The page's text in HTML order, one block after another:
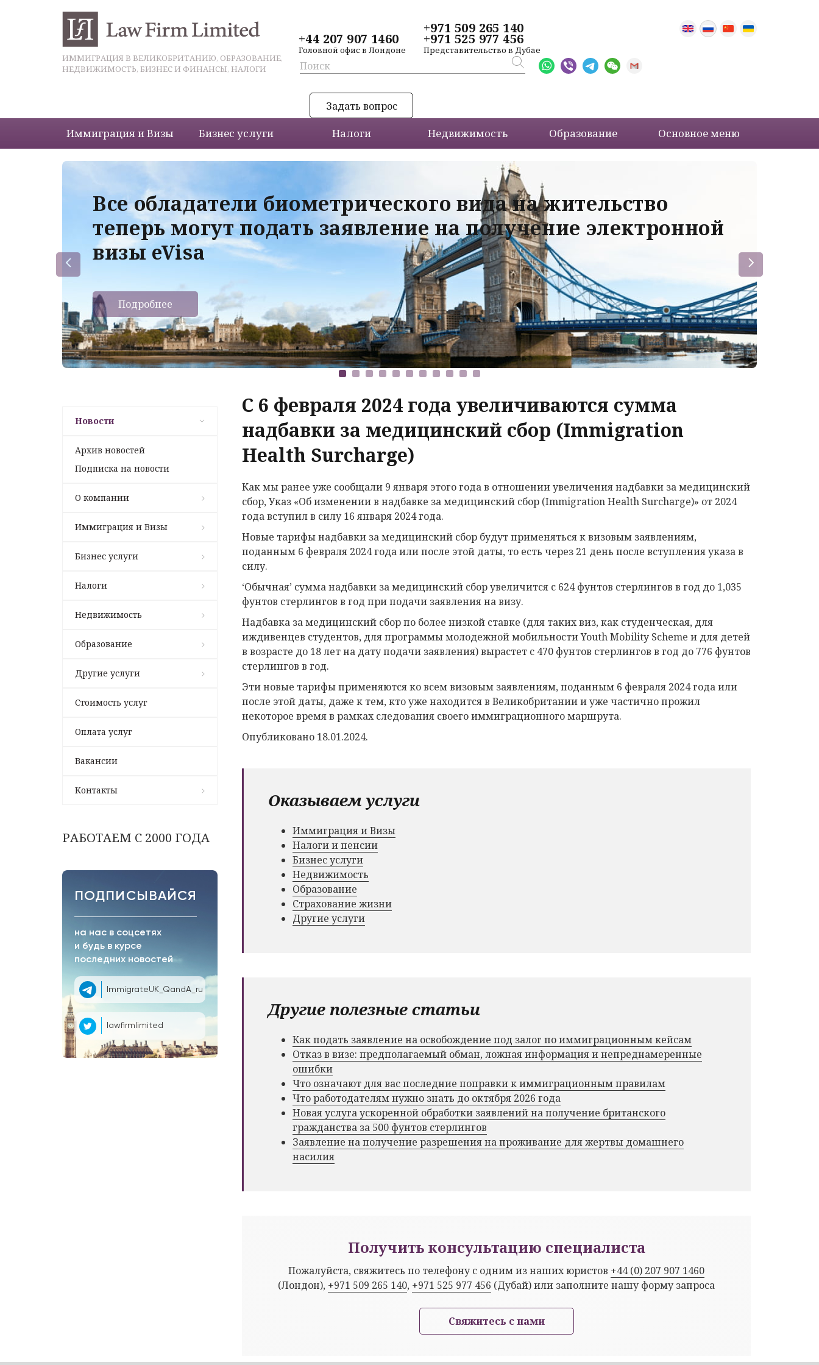
ИММИГРАЦИЯ В ВЕЛИКОБРИТАНИЮ, ОБРАЗОВАНИЕ,
НЕДВИЖИМОСТЬ, БИЗНЕС И ФИНАНСЫ, НАЛОГИ
+44 207 907 1460
Головной офис в Лондоне
+971 509 265 140
+971 525 977 456
Представительство в Дубае
Задать вопрос
Иммиграция и Визы Бизнес услуги Налоги Недвижимость Образование Основное меню
Все обладатели биометрического вида на жительство
теперь могут подать заявление на получение электронной
визы eVisa
Подробнее
Новости
Архив новостей
Подписка на новости
О компании
Иммиграция и Визы
Бизнес услуги
Налоги
Недвижимость
Образование
Другие услуги
Стоимость услуг
Оплата услуг
Вакансии
Контакты
РАБОТАЕМ С 2000 ГОДА
ПОДПИСЫВАЙСЯ
на нас в соцсетях
и будь в курсе
последних новостей
ImmigrateUK_QandA_ru
lawfirmlimited
С 6 февраля 2024 года увеличиваются сумма
надбавки за медицинский сбор (Immigration
Health Surcharge)
Как мы ранее уже сообщали 9 января этого года в отношении увеличения надбавки за медицинский
сбор, Указ «Об изменении в надбавке за медицинский сбор (Immigration Health Surcharge)» от 2024
года вступил в силу 16 января 2024 года.
Новые тарифы надбавки за медицинский сбор будут применяться к визовым заявлениям,
поданным 6 февраля 2024 года или после этой даты, то есть через 21 день после вступления указа в
силу.
‘Обычная’ сумма надбавки за медицинский сбор увеличится с 624 фунтов стерлингов в год до 1,035
фунтов стерлингов в год при подачи заявления на визу.
Надбавка за медицинский сбор по более низкой ставке (для таких виз, как студенческая, для
иждивенцев студентов, для программы молодежной мобильности Youth Mobility Scheme и для детей
в возрасте до 18 лет на дату подачи заявления) вырастет с 470 фунтов стерлингов в год до 776 фунтов
стерлингов в год.
Эти новые тарифы применяются ко всем визовым заявлениям, поданным 6 февраля 2024 года или
после этой даты, даже к тем, кто уже находится в Великобритании и уже частично прожил
некоторое время в рамках следования своего иммиграционного маршрута.
Опубликовано 18.01.2024.
Оказываем услуги
Иммиграция и Визы
Налоги и пенсии
Бизнес услуги
Недвижимость
Образование
Страхование жизни
Другие услуги
Другие полезные статьи
Как подать заявление на освобождение под залог по иммиграционным кейсам
Отказ в визе: предполагаемый обман, ложная информация и непреднамеренные
ошибки
Что означают для вас последние поправки к иммиграционным правилам
Что работодателям нужно знать до октября 2026 года
Новая услуга ускоренной обработки заявлений на получение британского
гражданства за 500 фунтов стерлингов
Заявление на получение разрешения на проживание для жертвы домашнего
насилия
Получить консультацию специалиста
Пожалуйста, свяжитесь по телефону с одним из наших юристов +44 (0) 207 907 1460
(Лондон), +971 509 265 140, +971 525 977 456 (Дубай) или заполните нашу форму запроса
Свяжитесь с нами